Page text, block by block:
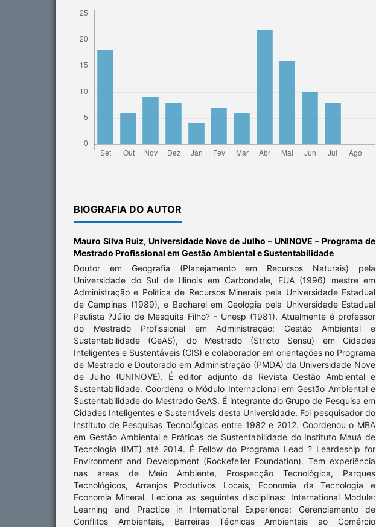
BIOGRAFIA DO AUTOR
Mauro Silva Ruiz, Universidade Nove de Julho – UNINOVE – Programa de
Mestrado Profissional em Gestão Ambiental e Sustentabilidade
Doutor em Geografia (Planejamento em Recursos Naturais) pela
Universidade do Sul de Illinois em Carbondale, EUA (1996) mestre em
Administração e Política de Recursos Minerais pela Universidade Estadual
de Campinas (1989), e Bacharel em Geologia pela Universidade Estadual
Paulista ?Júlio de Mesquita Filho? - Unesp (1981). Atualmente é professor
do Mestrado Profissional em Administração: Gestão Ambiental e
Sustentabilidade (GeAS), do Mestrado (Stricto Sensu) em Cidades
Inteligentes e Sustentáveis (CIS) e colaborador em orientações no Programa
de Mestrado e Doutorado em Administração (PMDA) da Universidade Nove
de Julho (UNINOVE). É editor adjunto da Revista Gestão Ambiental e
Sustentabilidade. Coordena o Módulo Internacional em Gestão Ambiental e
Sustentabilidade do Mestrado GeAS. É integrante do Grupo de Pesquisa em
Cidades Inteligentes e Sustentáveis desta Universidade. Foi pesquisador do
Instituto de Pesquisas Tecnológicas entre 1982 e 2012. Coordenou o MBA
em Gestão Ambiental e Práticas de Sustentabilidade do Instituto Mauá de
Tecnologia (IMT) até 2014. É Fellow do Programa Lead ? Leardeship for
Environment and Development (Rockefeller Foundation). Tem experiência
nas áreas de Meio Ambiente, Prospecção Tecnológica, Parques
Tecnológicos, Arranjos Produtivos Locais, Economia da Tecnologia e
Economia Mineral. Leciona as seguintes disciplinas: International Module:
Learning and Practice in International Experience; Gerenciamento de
Conflitos Ambientais, Barreiras Técnicas Ambientais ao Comércio